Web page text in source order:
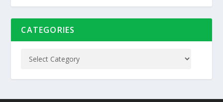
CATEGORIES